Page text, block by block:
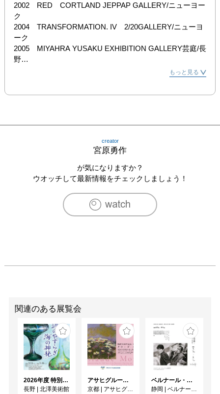
2002　RED　CORTLAND JEPPAP GALLERY/ニューヨー
ク
2004　TRANSFORMATION. IV　2/20GALLERY/ニューヨ
ーク
2005　MIYAHRA YUSAKU EXHIBITION GALLERY芸庭/長
野
2007　MIYAHRA YUSAKU EXHIBITION GALLERY芸庭/長
野
embody　camarada/東京
2009　embody　rainroots/名古屋
embody　ギャラリー・マーヤ/大阪
無人駅舎ギャラリー化計画3　近江鉄道鳥居本駅/
Jargon　ギャラリー・マーヤ/大阪
滋賀
もっと見る
creator
宮原勇作
が気になりますか？
ウオッチして最新情報をチェックしましょう！
関連のある展覧会
2026年度 特別展「ガレとドーム、アール･ヌーヴォーのガラス 水辺のやすらぎ、海の神秘」
長野 | 北澤美術館
アサヒグループ大山崎山荘美術館 開館30周年記念展「没後100年 クロード・モネ」
京都 | アサヒグループ大山崎山荘美術館
ベルナール・ビュフェと写真 ーカメラがとらえたビュフェとその時代、そして21 世紀へ
静岡 | ベルナール・ビュフェ美術館